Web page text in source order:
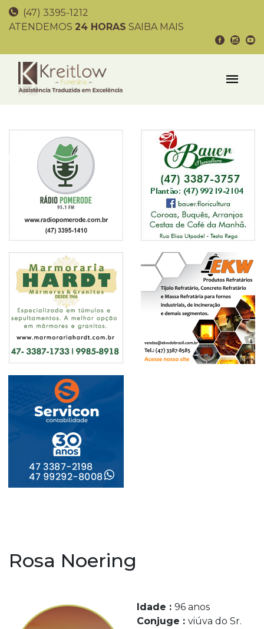
(47) 3395-1212
ATENDEMOS 24 HORAS SAIBA MAIS
Rosa Noering
Idade : 96 anos
Conjuge : viúva do Sr.